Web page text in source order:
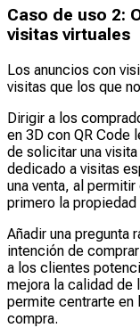
Caso de uso 2:
visitas virtuales
Los anuncios con
visitas que los que
Dirigir a los
en 3D con QR Code
de solicitar una
dedicado a visitas
una venta, al
primero la
Añadir una pregunta
intención de
a los clientes
mejora la calidad de
permite centrarte en
compra.